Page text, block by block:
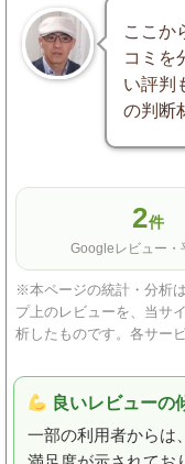
ここか
コミを
い評判
の判断
2件
Googleレビュー・
※本ページの統計・分析
プ上のレビューを、当サ
析したものです。各サー
良いレビューの
一部の利用者からは